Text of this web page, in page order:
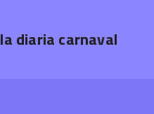
la diaria carnaval